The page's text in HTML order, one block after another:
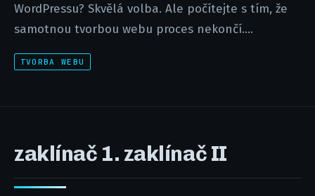
WordPressu? Skvělá volba. Ale počítejte s tím, že
samotnou tvorbou webu proces nekončí....
TVORBA WEBU
zaklínač 1. zaklínač II